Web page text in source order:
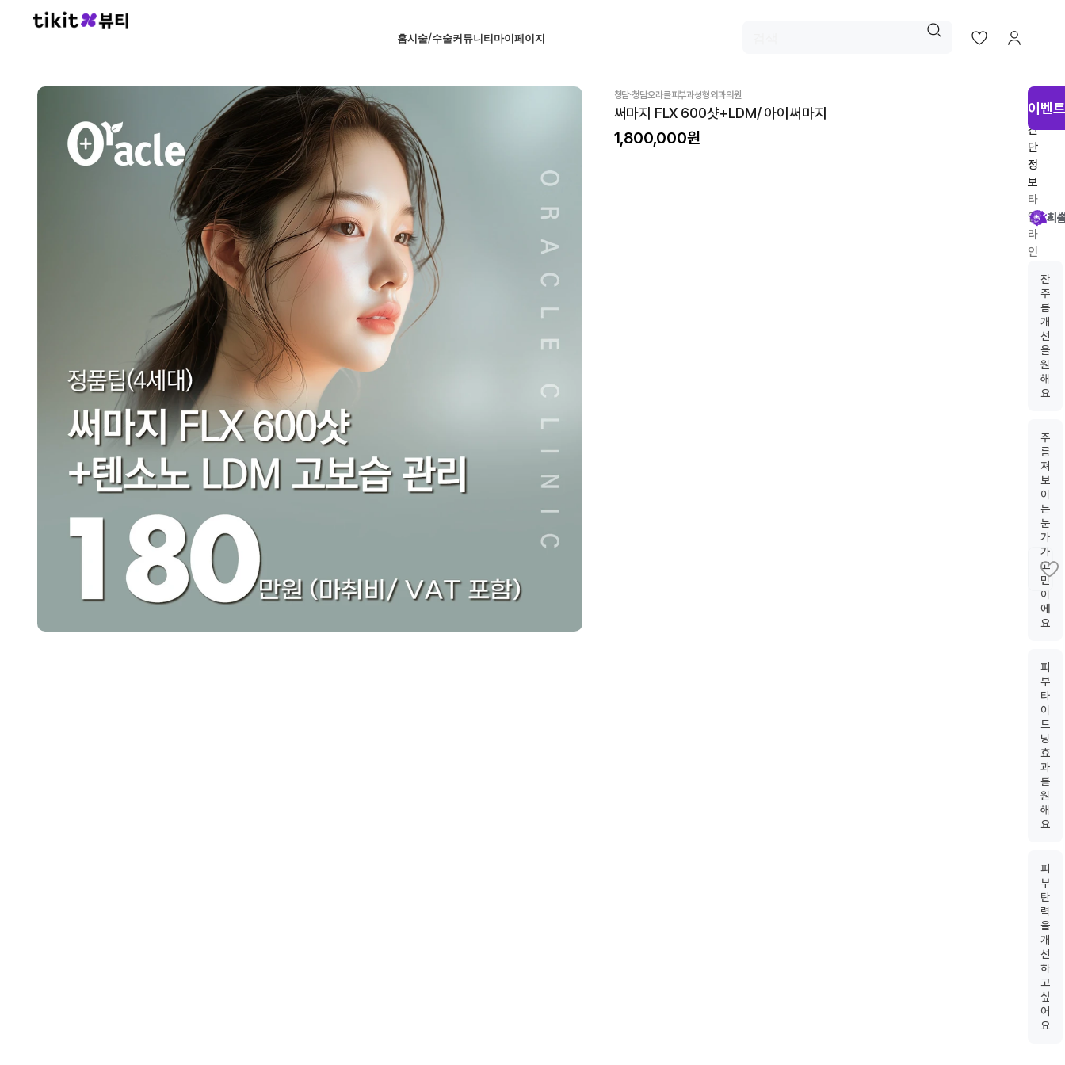
홈시술/수술커뮤니티마이페이지
청담·청담오라클피부과성형외과의원
써마지 FLX 600샷+LDM/ 아이써마지
1,800,000원
시
술
간
단
정
보
타
임
라
인
시
회
시
지
잔
주
름
개
선
을
원
해
요
주
름
져
보
이
는
눈
가
가
고
민
이
에
요
피
부
타
이
트
닝
효
과
를
원
해
요
피
부
탄
력
을
개
선
하
고
싶
어
요
이벤